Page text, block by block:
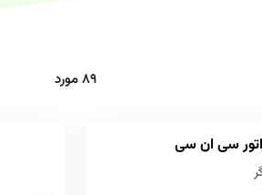
89 مورد
سی ان سی